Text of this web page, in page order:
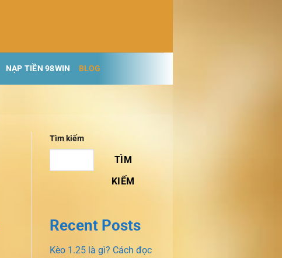
NẠP TIỀN 98WIN BLOG
Tìm kiếm
TÌM
KIẾM
Recent Posts
Kèo 1.25 là gì? Cách đọc